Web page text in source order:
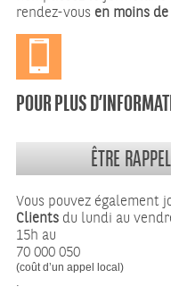
rendez-vous en moins
POUR PLUS
ÊTRE
Vous pouvez également
Clients du lundi au
15h au
70 000 050
(coût d’un appel local)
.